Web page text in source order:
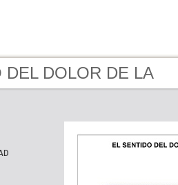
DEL DOLOR DE LA